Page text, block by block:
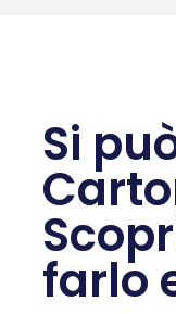
Si
farlo